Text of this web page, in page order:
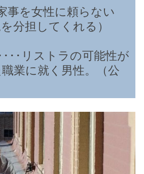
事を女性に頼らない
分担してくれる）
･･リストラの可能性が
業に就く男性。（公